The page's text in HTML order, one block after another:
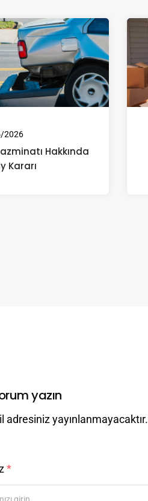
2026
Hakkında
Kararı
yazın
adresiniz yayınlanmayacaktır.
*